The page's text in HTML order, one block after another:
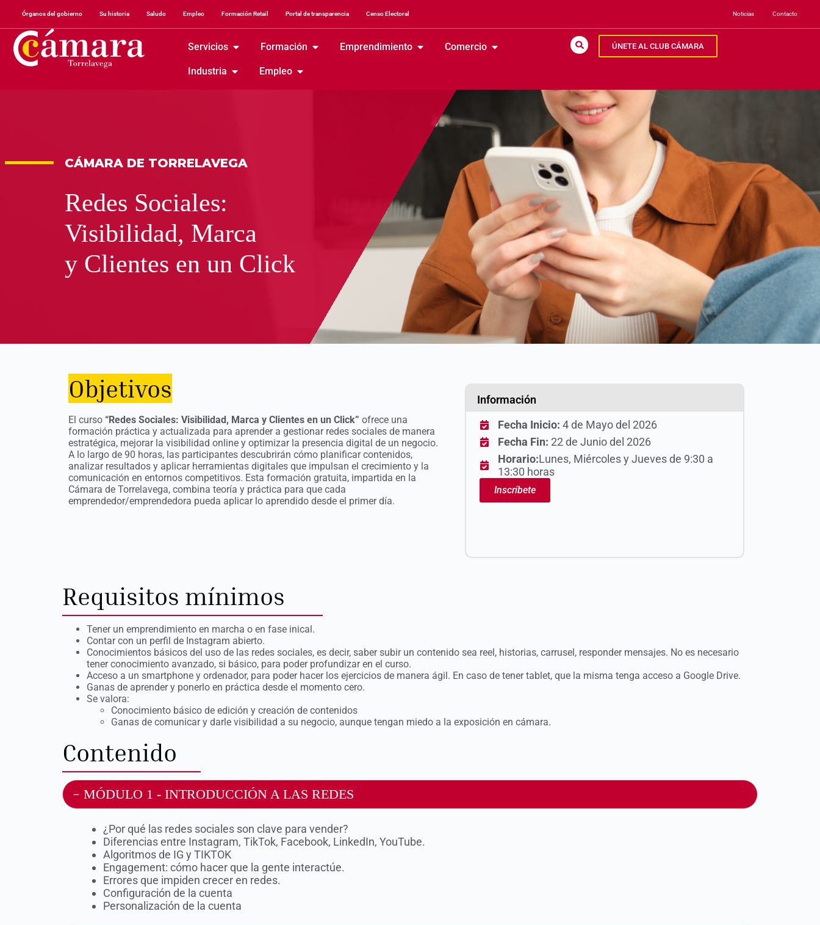
Órganos del gobierno Su historia Saludo Empleo Formación Retail Portal de transparencia Censo Electoral Noticias Contacto
Servicios Formación Emprendimiento Comercio
Industria Empleo
ÚNETE AL CLUB CÁMARA
CÁMARA DE TORRELAVEGA
Redes Sociales:
Visibilidad, Marca
y Clientes en un Click
Objetivos
El curso “Redes Sociales: Visibilidad, Marca y Clientes en un Click” ofrece una
formación práctica y actualizada para aprender a gestionar redes sociales de manera
estratégica, mejorar la visibilidad online y optimizar la presencia digital de un negocio.
A lo largo de 90 horas, las participantes descubrirán cómo planificar contenidos,
analizar resultados y aplicar herramientas digitales que impulsan el crecimiento y la
comunicación en entornos competitivos. Esta formación gratuita, impartida en la
Cámara de Torrelavega, combina teoría y práctica para que cada
emprendedor/emprendedora pueda aplicar lo aprendido desde el primer día.
Información
Fecha Inicio: 4 de Mayo del 2026
Fecha Fin: 22 de Junio del 2026
Horario:Lunes, Miércoles y Jueves de 9:30 a
13:30 horas
Inscríbete
Requisitos mínimos
Tener un emprendimiento en marcha o en fase inical.
Contar con un perfil de Instagram abierto.
Conocimientos básicos del uso de las redes sociales, es decir, saber subir un contenido sea reel, historias, carrusel, responder mensajes. No es necesario
tener conocimiento avanzado, si básico, para poder profundizar en el curso.
Acceso a un smartphone y ordenador, para poder hacer los ejercicios de manera ágil. En caso de tener tablet, que la misma tenga acceso a Google Drive.
Ganas de aprender y ponerlo en práctica desde el momento cero.
Se valora:
Conocimiento básico de edición y creación de contenidos
Ganas de comunicar y darle visibilidad a su negocio, aunque tengan miedo a la exposición en cámara.
Contenido
MÓDULO 1 - INTRODUCCIÓN A LAS REDES
¿Por qué las redes sociales son clave para vender?
Diferencias entre Instagram, TikTok, Facebook, LinkedIn, YouTube.
Algoritmos de IG y TIKTOK
Engagement: cómo hacer que la gente interactúe.
Errores que impiden crecer en redes.
Configuración de la cuenta
Personalización de la cuenta